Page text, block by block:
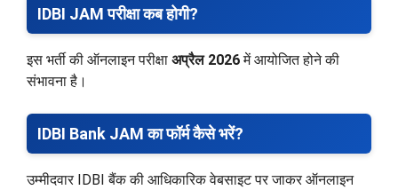
IDBI JAM परीक्षा कब होगी?
इस भर्ती की ऑनलाइन परीक्षा अप्रैल 2026में आयोजित होने की
संभावना है।
IDBI Bank JAM का फॉर्म कैसे भरें?
उम्मीदवार IDBI बैंक की आधिकारिक वेबसाइट पर जाकर ऑनलाइन